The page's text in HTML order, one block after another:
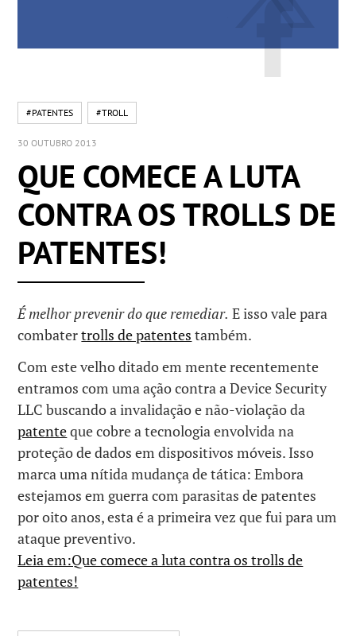
#PATENTES #TROLL
30 OUTUBRO 2013
QUE COMECE A LUTA
CONTRA OS TROLLS DE
PATENTES!
É melhor prevenir do que remediar. E isso vale para
combatertrolls de patentes também.
Com este velho ditado em mente recentemente
entramos com uma ação contra a Device Security
LLC buscando a invalidação e não-violação da
patenteque cobre a tecnologia envolvida na
proteção de dados em dispositivos móveis. Isso
marca uma nítida mudança de tática: Embora
estejamos em guerra com parasitas de patentes
por oito anos, esta é a primeira vez que fui para um
ataque preventivo.
Leia em:Que comece a luta contra os trolls de
patentes!